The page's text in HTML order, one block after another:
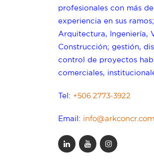
profesionales con más
experiencia en sus
Arquitectura, Ingeniería,
Construcción; gestión,
control de proyectos
comerciales,
Tel: +506 2773-3922
Email: info@arkconcr.com